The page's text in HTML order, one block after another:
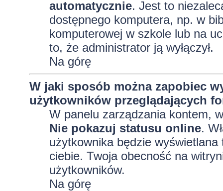
automatycznie. Jest to
dostępnego komputera, np. w
komputerowej w szkole lub na
to, że administrator ją wyłączył.
Na górę
W jaki sposób można zapobiec
użytkowników przeglądających
W panelu zarządzania kontem,
Nie pokazuj statusu online.
użytkownika będzie
ciebie. Twoja obecność na
użytkowników.
Na górę